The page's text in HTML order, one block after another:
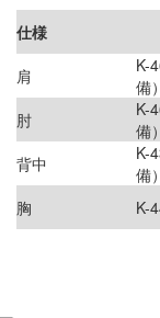
仕様
肩
K-
備）
肘
K-
備）
背中
K-
備）
胸
K-